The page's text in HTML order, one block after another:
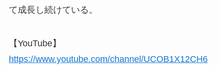
て成長し続けている。
【YouTube】
https://www.youtube.com/channel/UCOB1X12CH6